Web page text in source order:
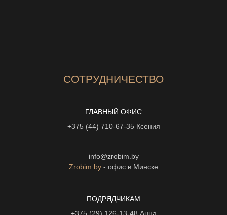
СОТРУДНИЧЕСТВО
ГЛАВНЫЙ ОФИС
+375 (44) 710-67-35 Ксения
info@zrobim.by
Zrobim.by - офис в Минске
ПОДРЯДЧИКАМ